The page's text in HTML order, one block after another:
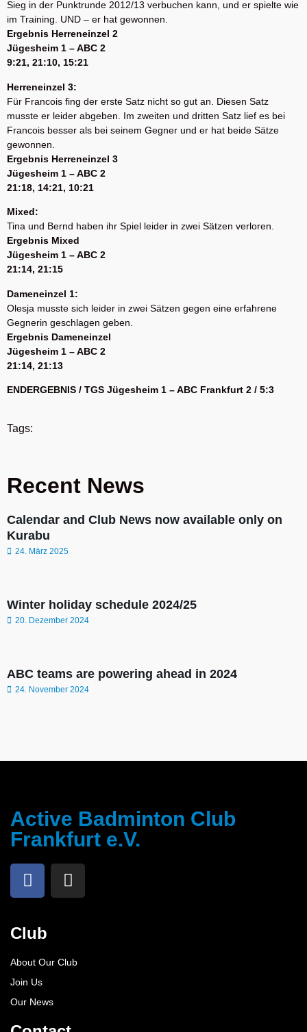
Sieg in der Punktrunde 2012/13 verbuchen kann, und er spielte wie
im Training. UND – er hat gewonnen.
Ergebnis Herreneinzel 2
Jügesheim 1 – ABC 2
9:21, 21:10, 15:21
Herreneinzel 3:
Für Francois fing der erste Satz nicht so gut an. Diesen Satz
musste er leider abgeben. Im zweiten und dritten Satz lief es bei
Francois besser als bei seinem Gegner und er hat beide Sätze
gewonnen.
Ergebnis Herreneinzel 3
Jügesheim 1 – ABC 2
21:18, 14:21, 10:21
Mixed:
Tina und Bernd haben ihr Spiel leider in zwei Sätzen verloren.
Ergebnis Mixed
Jügesheim 1 – ABC 2
21:14, 21:15
Dameneinzel 1:
Olesja musste sich leider in zwei Sätzen gegen eine erfahrene
Gegnerin geschlagen geben.
Ergebnis Dameneinzel
Jügesheim 1 – ABC 2
21:14, 21:13
ENDERGEBNIS / TGS Jügesheim 1 – ABC Frankfurt 2 / 5:3
Tags:
Recent News
Calendar and Club News now available only on
Kurabu
24. März 2025
Winter holiday schedule 2024/25
20. Dezember 2024
ABC teams are powering ahead in 2024
24. November 2024
Active Badminton Club
Frankfurt e.V.
Club
About Our Club
Join Us
Our News